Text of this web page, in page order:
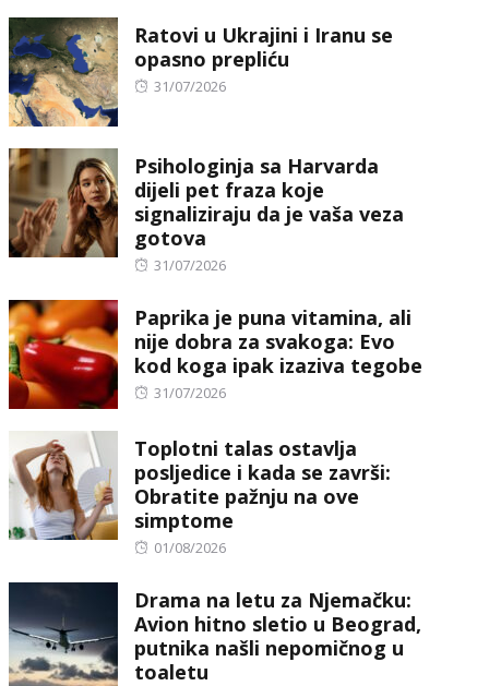
Ratovi u Ukrajini i Iranu se
opasno prepliću
Posted
31/07/2026
Psihologinja sa Harvarda
dijeli pet fraza koje
signaliziraju da je vaša veza
gotova
Posted
31/07/2026
Paprika je puna vitamina, ali
nije dobra za svakoga: Evo
kod koga ipak izaziva tegobe
Posted
31/07/2026
Toplotni talas ostavlja
posljedice i kada se završi:
Obratite pažnju na ove
simptome
Posted
01/08/2026
Drama na letu za Njemačku:
Avion hitno sletio u Beograd,
putnika našli nepomičnog u
toaletu